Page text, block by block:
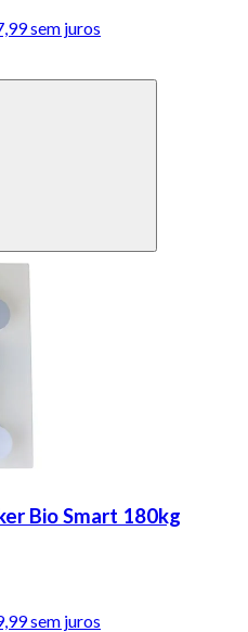
sem juros
Bio Smart 180kg
sem juros